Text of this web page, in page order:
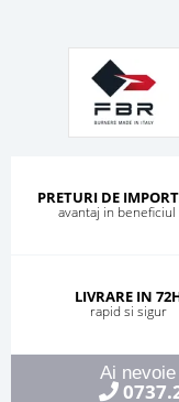
PRETURI DE
avantaj in beneficiul
LIVRARE IN
rapid si sigur
Ai